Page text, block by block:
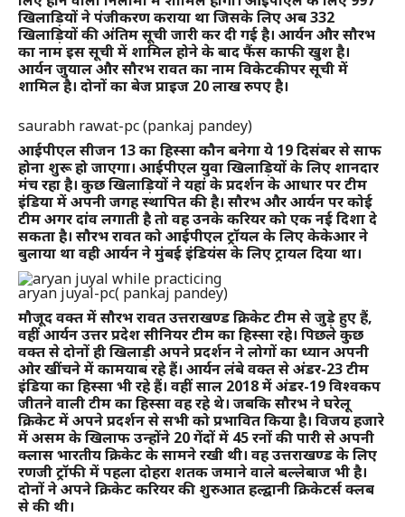
खिलाड़ियों ने पंजीकरण कराया था जिसके लिए अब 332
खिलाड़ियों की अंतिम सूची जारी कर दी गई है। आर्यन और सौरभ
का नाम इस सूची में शामिल होने के बाद फैंस काफी खुश है।
आर्यन जुयाल और सौरभ रावत का नाम विकेटकीपर सूची में
शामिल है। दोनों का बेज प्राइज 20 लाख रुपए है।
saurabh rawat-pc (pankaj pandey)
आईपीएल सीजन 13 का हिस्सा कौन बनेगा ये 19 दिसंबर से साफ
होना शुरू हो जाएगा। आईपीएल युवा खिलाड़ियों के लिए शानदार
मंच रहा है। कुछ खिलाड़ियों ने यहां के प्रदर्शन के आधार पर टीम
इंडिया में अपनी जगह स्थापित की है। सौरभ और आर्यन पर कोई
टीम अगर दांव लगाती है तो वह उनके करियर को एक नई दिशा दे
सकता है। सौरभ रावत को आईपीएल ट्रॉयल के लिए केकेआर ने
बुलाया था वही आर्यन ने मुंबई इंडियंस के लिए ट्रायल दिया था।
aryan juyal-pc( pankaj pandey)
मौजूद वक्त में सौरभ रावत उत्तराखण्ड क्रिकेट टीम से जुड़े हुए हैं,
वहीं आर्यन उत्तर प्रदेश सीनियर टीम का हिस्सा रहे। पिछले कुछ
वक्त से दोनों ही खिलाड़ी अपने प्रदर्शन ने लोगों का ध्यान अपनी
ओर खींचने में कामयाब रहे हैं। आर्यन लंबे वक्त से अंडर-23 टीम
इंडिया का हिस्सा भी रहे हैं। वहीं साल 2018 में अंडर-19 विश्वकप
जीतने वाली टीम का हिस्सा वह रहे थे। जबकि सौरभ ने घरेलू
क्रिकेट में अपने प्रदर्शन से सभी को प्रभावित किया है। विजय हजारे
में असम के खिलाफ उन्होंने 20 गेंदों में 45 रनों की पारी से अपनी
क्लास भारतीय क्रिकेट के सामने रखी थी। वह उत्तराखण्ड के लिए
रणजी ट्रॉफी में पहला दोहरा शतक जमाने वाले बल्लेबाज भी है।
दोनों ने अपने क्रिकेट करियर की शुरुआत हल्द्वानी क्रिकेटर्स क्लब
से की थी।